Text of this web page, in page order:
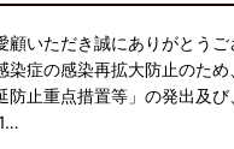
顧いただき誠にありがとうご
症の感染再拡大防止のため
防止重点措置等」の発出及び